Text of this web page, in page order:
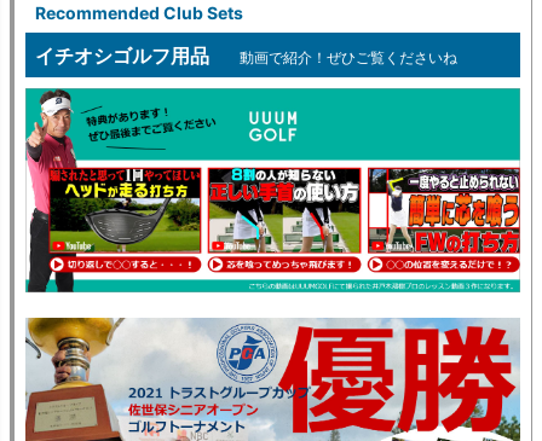
Recommended Club Sets
イチオシゴルフ用品 動画で紹介！ぜひご覧くださいね